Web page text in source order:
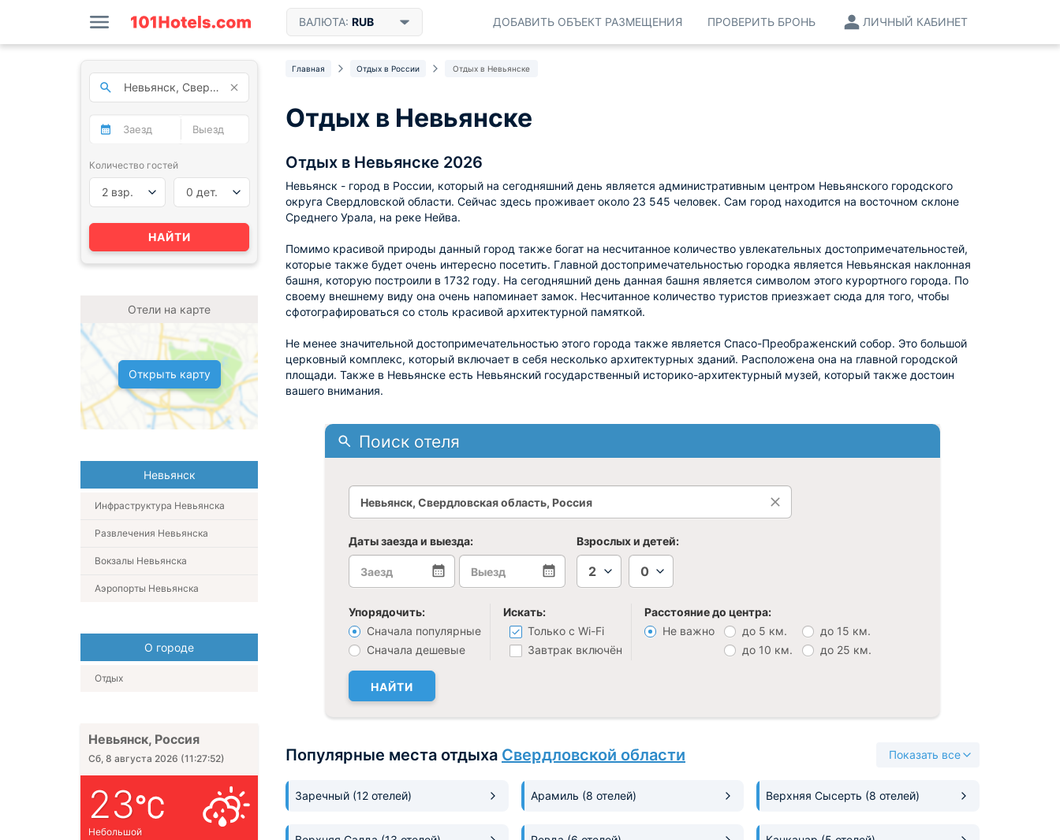
ВАЛЮТА: RUB ЛИЧНЫЙ КАБИНЕТ
ПРОВЕРИТЬ БРОНЬ
ДОБАВИТЬ ОБЪЕКТ РАЗМЕЩЕНИЯ
Главная Отдых в России Отдых в Невьянске
Отдых в Невьянске
Отдых в Невьянске 2026
Невьянск - город в России, который на сегодняшний день является административным центром Невьянского городского
округа Свердловской области. Сейчас здесь проживает около 23 545 человек. Сам город находится на восточном склоне
Среднего Урала, на реке Нейва.
Помимо красивой природы данный город также богат на несчитанное количество увлекательных достопримечательностей,
которые также будет очень интересно посетить. Главной достопримечательностью городка является Невьянская наклонная
башня, которую построили в 1732 году. На сегодняшний день данная башня является символом этого курортного города. По
своему внешнему виду она очень напоминает замок. Несчитанное количество туристов приезжает сюда для того, чтобы
сфотографироваться со столь красивой архитектурной памяткой.
Не менее значительной достопримечательностью этого города также является Спасо-Преображенский собор. Это большой
церковный комплекс, который включает в себя несколько архитектурных зданий. Расположена она на главной городской
площади. Также в Невьянске есть Невьянский государственный историко-архитектурный музей, который также достоин
вашего внимания.
Поиск отеля
Даты заезда и выезда: Взрослых и детей:
2 0
Упорядочить:
Сначала популярные
Сначала дешевые
Искать:
Только с Wi-Fi
Завтрак включён
Расстояние до центра:
Не важно
до 5 км.
до 10 км.
до 15 км.
до 25 км.
НАЙТИ
Популярные места отдыха Свердловской области Показать все
Заречный (12 отелей) Арамиль (8 отелей) Верхняя Сысерть (8 отелей)
Количество гостей
2 взр. 0 дет.
НАЙТИ
Отели на карте
Открыть карту
Невьянск
Инфраструктура Невьянска
Развлечения Невьянска
Вокзалы Невьянска
Аэропорты Невьянска
О городе
Отдых
Невьянск, Россия
Сб, 8 августа 2026 (11:27:53)
23
Небольшой